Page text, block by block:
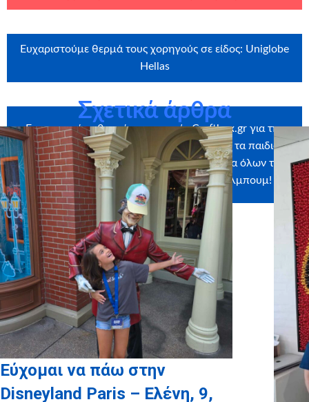
Ευχαριστούμε θερμά τους χορηγούς σε είδος: Uniglobe
Hellas
Ευχαριστούμε θερμά την εταιρείαCraftbox.grγια την
αποστολή birthday box – έκπληξη σε όλα τα παιδιά
μας, καθώς και τοmyikona.grγια τη χορηγία όλων των
προσωποποιημένων φωτογραφικών άλμπουμ!
Σχετικά άρθρα
Εύχομαι να πάω στην
Disneyland Paris – Ελένη, 9,